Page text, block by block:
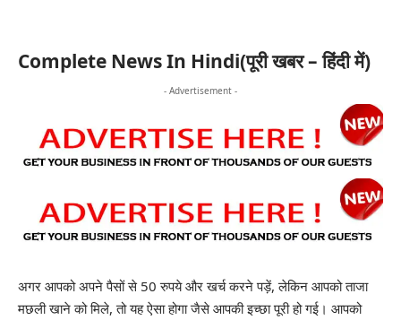
Complete News In Hindi(पूरी खबर – हिंदी में)
- Advertisement -
अगर आपको अपने पैसों से 50 रुपये और खर्च करने पड़ें, लेकिन आपको ताजा
मछली खाने को मिले, तो यह ऐसा होगा जैसे आपकी इच्छा पूरी हो गई। आपको